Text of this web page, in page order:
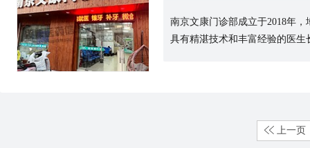
南京文康门诊部成立于2018年
具有精湛技术和丰富经验的医
上一页